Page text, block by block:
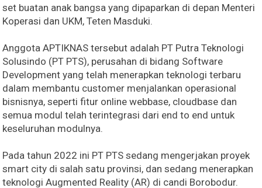
set buatan anak bangsa yang dipaparkan di depan Menteri
Koperasi dan UKM, Teten Masduki.
Anggota APTIKNAS tersebut adalah PT Putra Teknologi
Solusindo (PT PTS), perusahan di bidang Software
Development yang telah menerapkan teknologi terbaru
dalam membantu customer menjalankan operasional
bisnisnya, seperti fitur online webbase, cloudbase dan
semua modul telah terintegrasi dari end to end untuk
keseluruhan modulnya.
Pada tahun 2022 ini PT PTS sedang mengerjakan proyek
smart city di salah satu provinsi, dan sedang menerapkan
teknologi Augmented Reality (AR) di candi Borobodur.